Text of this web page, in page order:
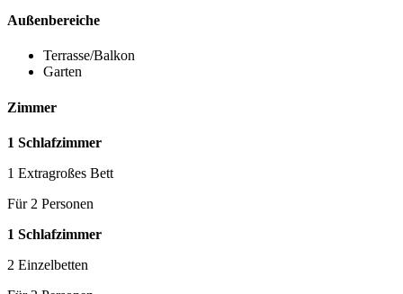
Außenbereiche
Terrasse/Balkon
Garten
Zimmer
1 Schlafzimmer
1 Extragroßes Bett
Für 2 Personen
1 Schlafzimmer
2 Einzelbetten